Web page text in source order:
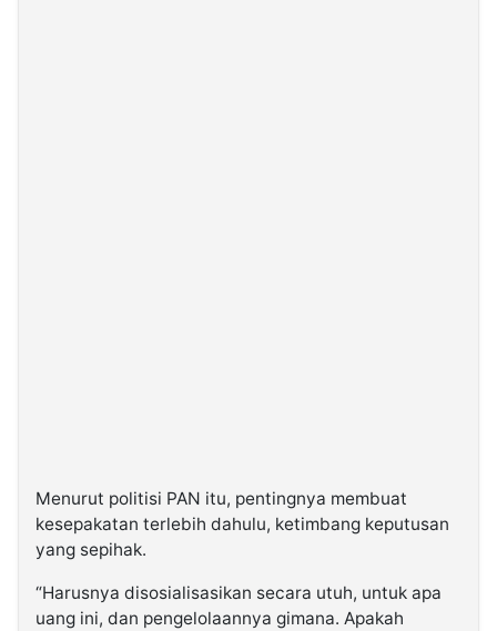
Menurut politisi PAN itu, pentingnya membuat
kesepakatan terlebih dahulu, ketimbang keputusan
yang sepihak.
“Harusnya disosialisasikan secara utuh, untuk apa
uang ini, dan pengelolaannya gimana. Apakah